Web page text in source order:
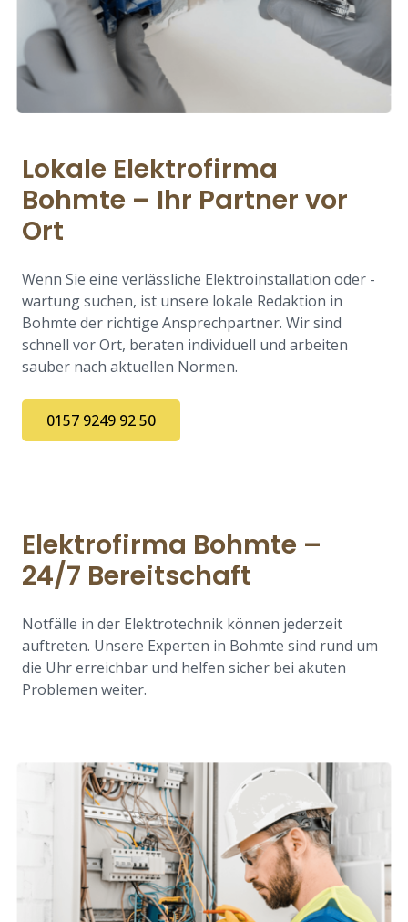
Lokale Elektrofirma
Bohmte – Ihr Partner vor
Ort
Wenn Sie eine verlässliche Elektroinstallation oder -
wartung suchen, ist unsere lokale Redaktion in
Bohmte der richtige Ansprechpartner. Wir sind
schnell vor Ort, beraten individuell und arbeiten
sauber nach aktuellen Normen.
0157 9249 92 50
Elektrofirma Bohmte –
24/7 Bereitschaft
Notfälle in der Elektrotechnik können jederzeit
auftreten. Unsere Experten in Bohmte sind rund um
die Uhr erreichbar und helfen sicher bei akuten
Problemen weiter.